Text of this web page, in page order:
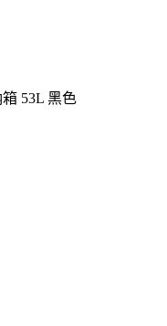
53L 黑色